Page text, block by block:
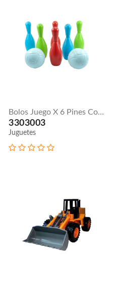
Taki Takii
Bolos Juego X 6 Pines Con 2 Bolas
3303003
Juguetes